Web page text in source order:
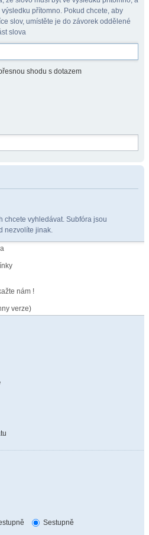
přítomno. Pokud chcete, aby
slov, umístěte je do závorek oddělené
slova
shodu s dotazem
chcete vyhledávat. Subfóra jsou
nezvolíte jinak.
Sestupně